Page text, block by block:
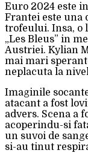
Euro 2024 este
Frantei este una
trofeului. Insa, o
„Les Bleus” in
Austriei. Kylian
mai mari
neplacuta la
Imaginile
atacant a fost
advers. Scena a
acoperindu-si
un suvoi de
si-au tinut